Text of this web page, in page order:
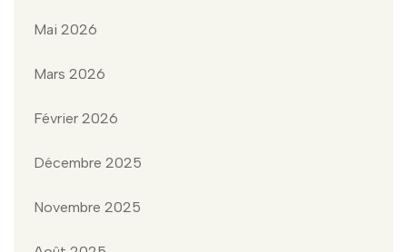
Mai 2026
Mars 2026
Février 2026
Décembre 2025
Novembre 2025